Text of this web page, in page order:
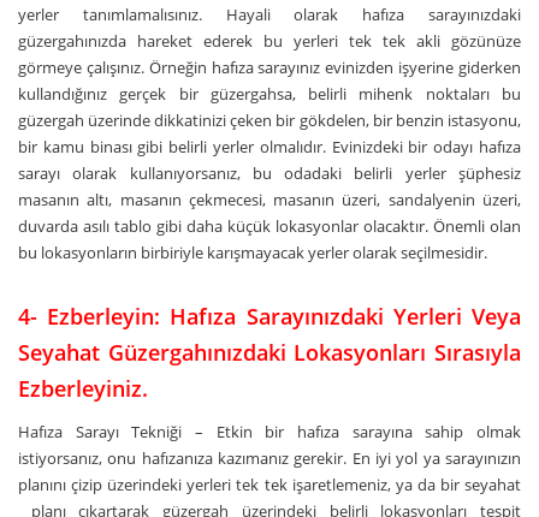
yerler tanımlamalısınız. Hayali olarak hafıza sarayınızdaki
güzergahınızda hareket ederek bu yerleri tek tek akli gözünüze
görmeye çalışınız. Örneğin hafıza sarayınız evinizden işyerine giderken
kullandığınız gerçek bir güzergahsa, belirli mihenk noktaları bu
güzergah üzerinde dikkatinizi çeken bir gökdelen, bir benzin istasyonu,
bir kamu binası gibi belirli yerler olmalıdır. Evinizdeki bir odayı hafıza
sarayı olarak kullanıyorsanız, bu odadaki belirli yerler şüphesiz
masanın altı, masanın çekmecesi, masanın üzeri, sandalyenin üzeri,
duvarda asılı tablo gibi daha küçük lokasyonlar olacaktır. Önemli olan
bu lokasyonların birbiriyle karışmayacak yerler olarak seçilmesidir.
4- Ezberleyin: Hafıza Sarayınızdaki Yerleri Veya
Seyahat Güzergahınızdaki Lokasyonları Sırasıyla
Ezberleyiniz.
Hafıza Sarayı Tekniği – Etkin bir hafıza sarayına sahip olmak
istiyorsanız, onu hafızanıza kazımanız gerekir. En iyi yol ya sarayınızın
planını çizip üzerindeki yerleri tek tek işaretlemeniz, ya da bir seyahat
planı çıkartarak güzergah üzerindeki belirli lokasyonları tespit